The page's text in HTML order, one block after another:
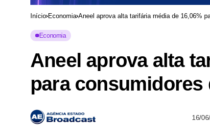
Início Economia Aneel aprova alta tarifária média de 16,06%
Economia
Aneel aprova alta
para consumidores
16/